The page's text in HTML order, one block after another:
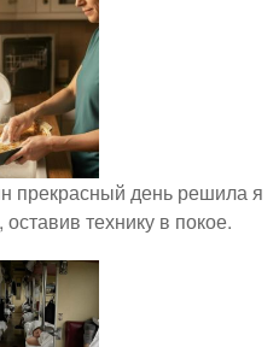
прекрасный день решила я
технику в покое.